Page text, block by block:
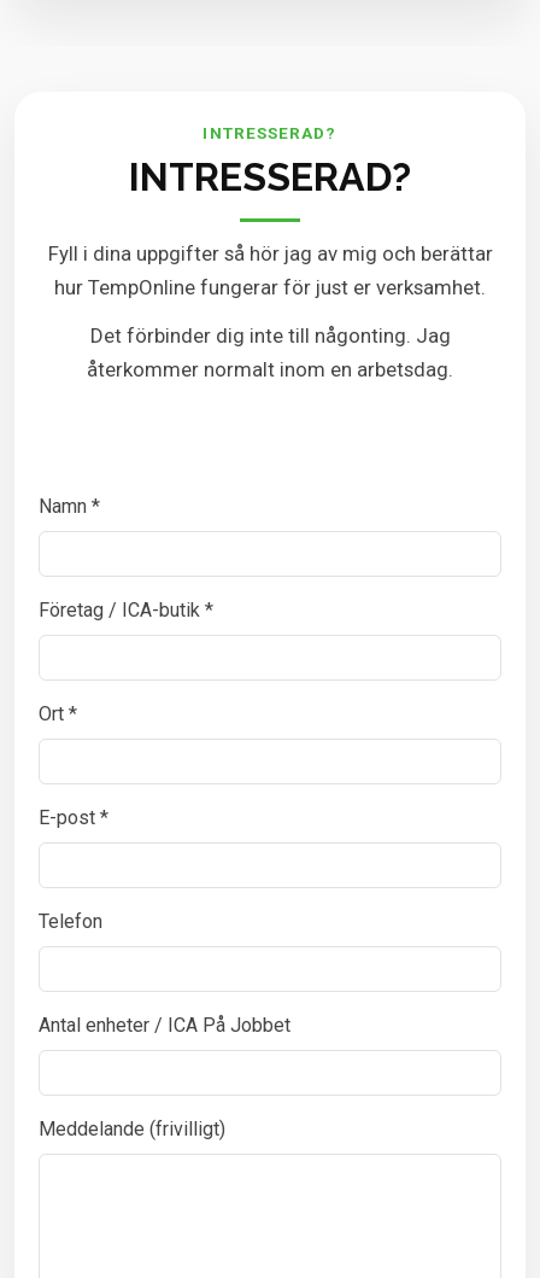
INTRESSERAD?
INTRESSERAD?
Fyll i dina uppgifter så hör jag av mig och berättar
hur TempOnline fungerar för just er verksamhet.
Det förbinder dig inte till någonting. Jag
återkommer normalt inom en arbetsdag.
Namn *
Företag / ICA-butik *
Ort *
E-post *
Telefon
Antal enheter / ICA På Jobbet
Meddelande (frivilligt)